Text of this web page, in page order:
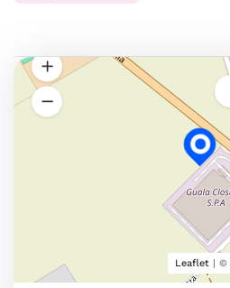
Leaflet | ©